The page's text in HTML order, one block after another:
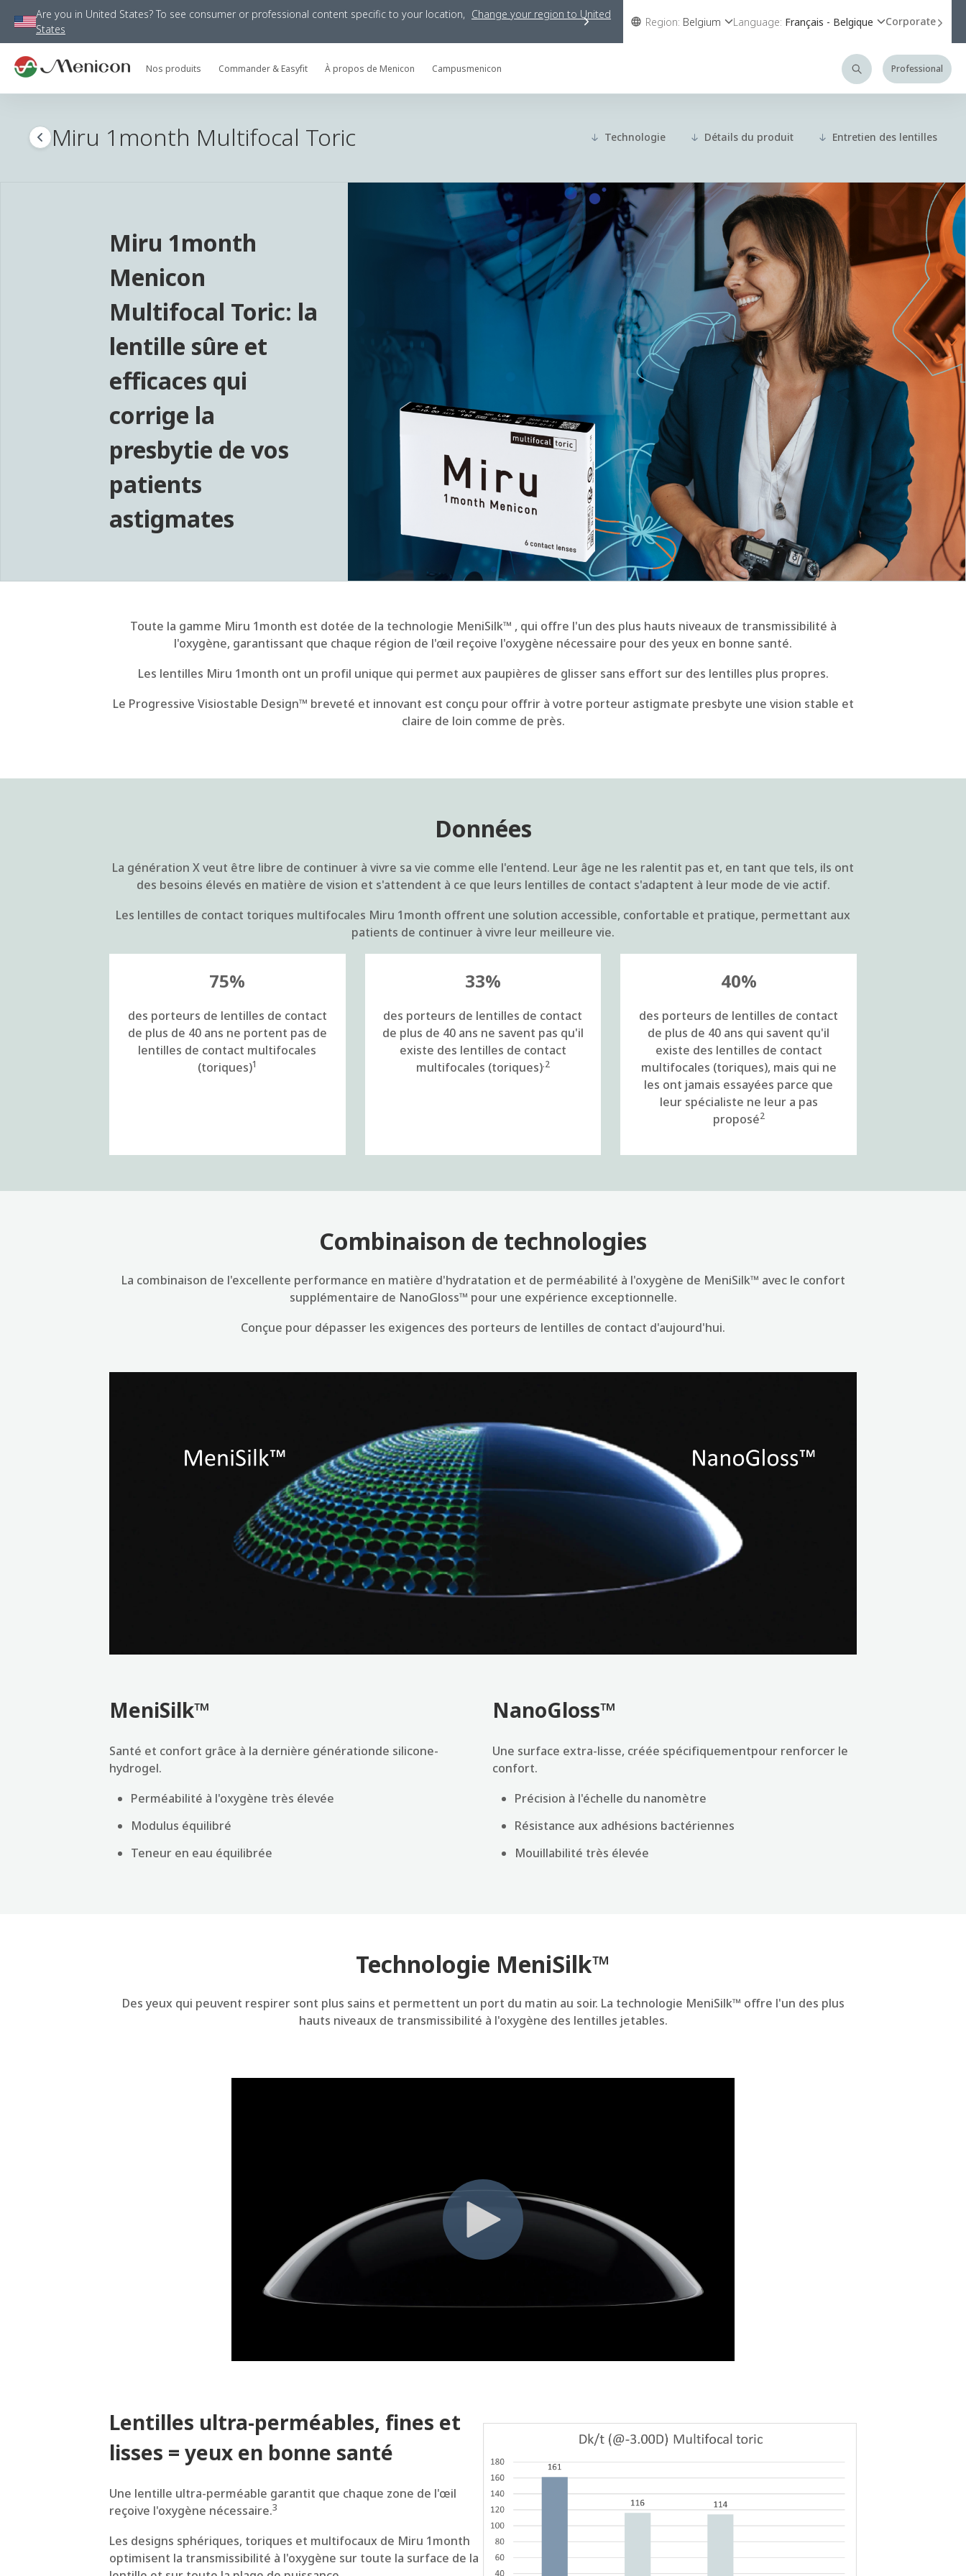
Are you in United States? To see consumer or professional content specific to your location, Change your region to United
States
Region: Belgium Language: Français - Belgique Corporate
Nos produits Commander & Easyfit À propos de Menicon Campusmenicon Professional
Miru 1month Multifocal Toric Technologie Détails du produit Entretien des lentilles
Miru 1month
Menicon
Multifocal Toric: la
lentille sûre et
efficaces qui
corrige la
presbytie de vos
patients
astigmates
Toute la gamme Miru 1month est dotée de la technologie MeniSilk™ , qui offre l'un des plus hauts niveaux de transmissibilité à
l'oxygène, garantissant que chaque région de l'œil reçoive l'oxygène nécessaire pour des yeux en bonne santé.
Les lentilles Miru 1month ont un profil unique qui permet aux paupières de glisser sans effort sur des lentilles plus propres.
Le Progressive Visiostable Design™ breveté et innovant est conçu pour offrir à votre porteur astigmate presbyte une vision stable et
claire de loin comme de près.
Données
La génération X veut être libre de continuer à vivre sa vie comme elle l'entend. Leur âge ne les ralentit pas et, en tant que tels, ils ont
des besoins élevés en matière de vision et s'attendent à ce que leurs lentilles de contact s'adaptent à leur mode de vie actif.
Les lentilles de contact toriques multifocales Miru 1month offrent une solution accessible, confortable et pratique, permettant aux
patients de continuer à vivre leur meilleure vie.
75%
des porteurs de lentilles de contact
de plus de 40 ans ne portent pas de
lentilles de contact multifocales
(toriques)1
33%
des porteurs de lentilles de contact
de plus de 40 ans ne savent pas qu'il
existe des lentilles de contact
multifocales (toriques).2
40%
des porteurs de lentilles de contact
de plus de 40 ans qui savent qu'il
existe des lentilles de contact
multifocales (toriques), mais qui ne
les ont jamais essayées parce que
leur spécialiste ne leur a pas
proposé2
Combinaison de technologies
La combinaison de l'excellente performance en matière d'hydratation et de perméabilité à l'oxygène de MeniSilk™ avec le confort
supplémentaire de NanoGloss™ pour une expérience exceptionnelle.
Conçue pour dépasser les exigences des porteurs de lentilles de contact d'aujourd'hui.
MeniSilk™
Santé et confort grâce à la dernière générationde silicone-
hydrogel.
Perméabilité à l'oxygène très élevée
Modulus équilibré
Teneur en eau équilibrée
NanoGloss™
Une surface extra-lisse, créée spécifiquementpour renforcer le
confort.
Précision à l'échelle du nanomètre
Résistance aux adhésions bactériennes
Mouillabilité très élevée
Technologie MeniSilk™
Des yeux qui peuvent respirer sont plus sains et permettent un port du matin au soir. La technologie MeniSilk™ offre l'un des plus
hauts niveaux de transmissibilité à l'oxygène des lentilles jetables.
Lentilles ultra-perméables, fines et
lisses = yeux en bonne santé
Une lentille ultra-perméable garantit que chaque zone de l'œil
reçoive l'oxygène nécessaire.3
Les designs sphériques, toriques et multifocaux de Miru 1month
optimisent la transmissibilité à l'oxygène sur toute la surface de la